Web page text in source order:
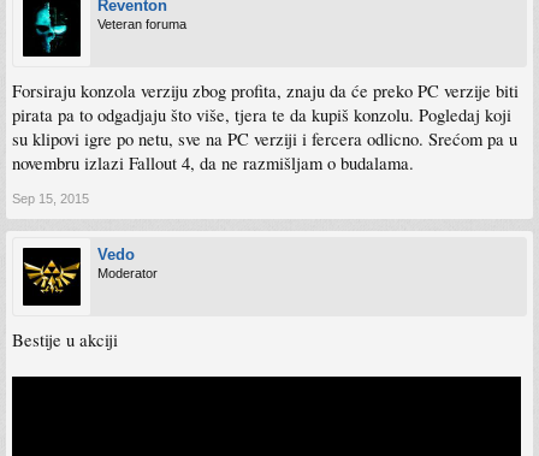
Reventon
Veteran foruma
Forsiraju konzola verziju zbog profita, znaju da će preko PC verzije biti
pirata pa to odgadjaju što više, tjera te da kupiš konzolu. Pogledaj koji
su klipovi igre po netu, sve na PC verziji i fercera odlicno. Srećom pa u
novembru izlazi Fallout 4, da ne razmišljam o budalama.
Sep 15, 2015
Vedo
Moderator
Bestije u akciji